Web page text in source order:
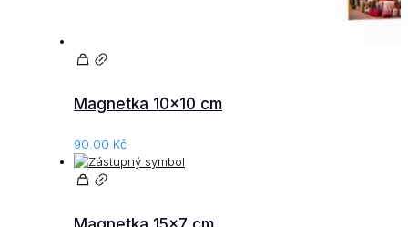
Magnetka 10×10 cm
90.00 Kč